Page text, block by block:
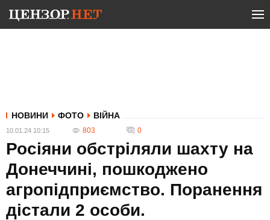
НОВИНИ ФОТО ВІЙНА
10.01.24 10:15 803 0
Росіяни обстріляли шахту на
Донеччині, пошкоджено
агропідприємство. Поранення
дістали 2 особи.